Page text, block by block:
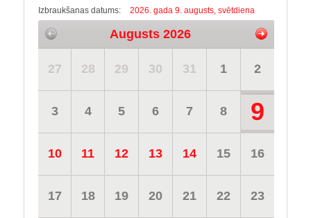
Izbraukšanas datums: 2026. gada 9. augusts, svētdiena
Augusts 2026
27 28 29 30 31 1 2
3 4 5 6 7 8 9
10 11 12 13 14 15 16
17 18 19 20 21 22 23